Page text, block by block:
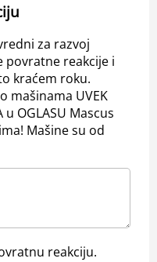
za razvoj
povratne reakcije i
kraćem roku.
mašinama UVEK
u OGLASU Mascus
Mašine su od
reakciju.